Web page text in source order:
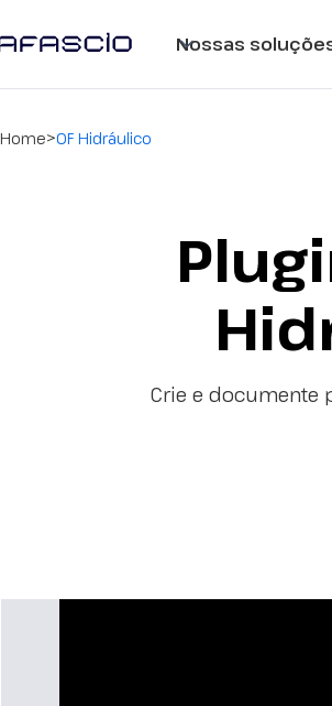
Nossas
Home>OF Hidráulico
Crie e documente